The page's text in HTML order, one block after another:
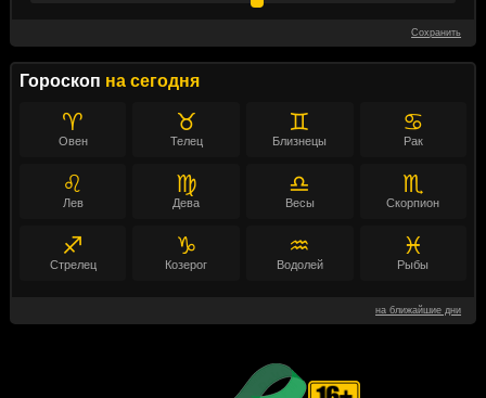
Сохранить
Гороскоп на сегодня
♈
Овен
♉
Телец
♊
Близнецы
♋
Рак
♌
Лев
♍
Дева
♎
Весы
♏
Скорпион
♐
Стрелец
♑
Козерог
♒
Водолей
♓
Рыбы
на ближайшие дни